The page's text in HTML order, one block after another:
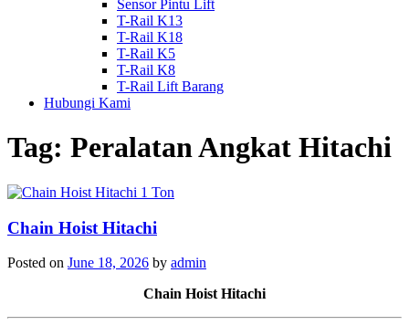
Sensor Pintu Lift
T-Rail K13
T-Rail K18
T-Rail K5
T-Rail K8
T-Rail Lift Barang
Hubungi Kami
Tag: Peralatan Angkat Hitachi
Chain Hoist Hitachi
Posted on June 18, 2026 by admin
Chain Hoist Hitachi